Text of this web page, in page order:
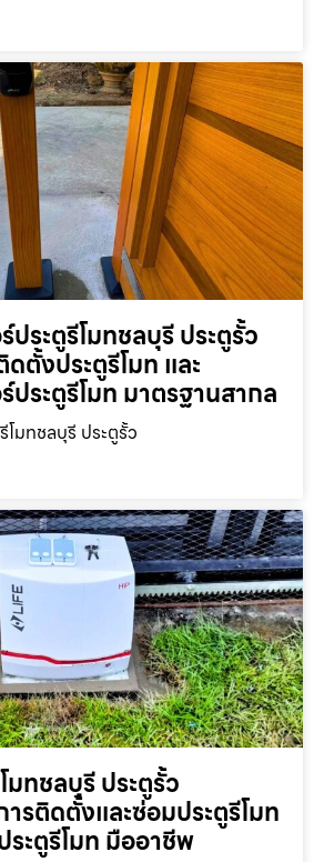
ระตูรีโมทชลบุรี ประตูรั้ว
ตั้งประตูรีโมท และ
ประตูรีโมท มาตรฐานสากล
โมทชลบุรี ประตูรั้ว
มทชลบุรี ประตูรั้ว
รติดตั้งและซ่อมประตูรีโมท
ะตูรีโมท มืออาชีพ